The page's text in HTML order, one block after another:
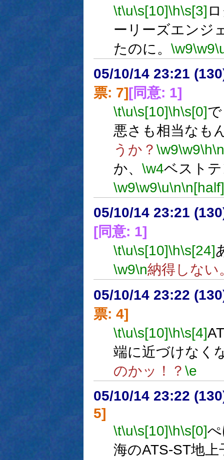
\t\u\s[10]\h\s[3]
ーリーズエンジ
たのに。 \w9\w9
05/10/14 23:21
票: 7][同意: 1]
\t\u\s[10]\h\s[0]
悪さも相当なも
うか？ \w9\w9\h\n
か、 \w4ベスト
\w9\w9\u\n\n[half]
05/10/14 23:21
[同意: 1]
\t\u\s[10]\h\s[24]
\w9\n納得しない
05/10/14 23:22
票: 4]
\t\u\s[10]\h\s[4]
端に近づけなく
のかッ！？ \e
05/10/14 23:22
5]
\t\u\s[10]\h\s[0]
海のATS-ST地